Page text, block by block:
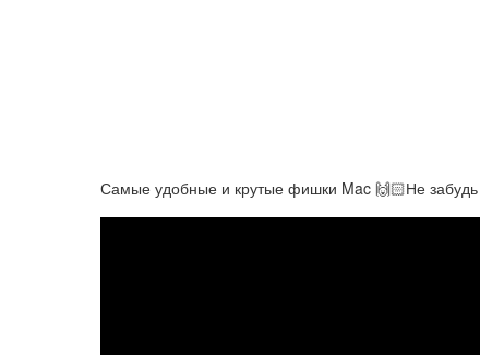
Самые удобные и крутые фишки Mac 🙌🏻Не